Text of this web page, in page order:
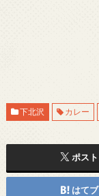
下北沢 カレー
ポスト
はてブ